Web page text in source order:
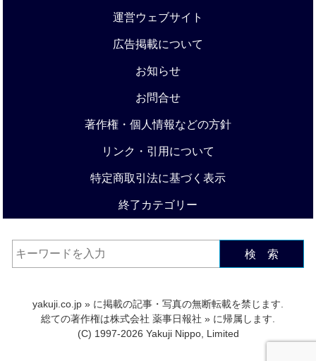
運営ウェブサイト
広告掲載について
お知らせ
お問合せ
著作権・個人情報などの方針
リンク・引用について
特定商取引法に基づく表示
終了カテゴリー
検 索
yakuji.co.jp » に掲載の記事・写真の無断転載を禁じます.
総ての著作権は株式会社 薬事日報社 » に帰属します.
(C) 1997-2026 Yakuji Nippo, Limited